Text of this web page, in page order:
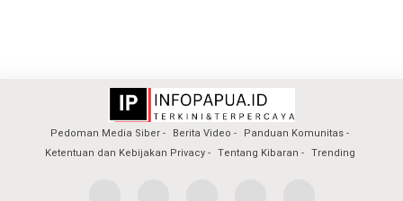
Pedoman Media Siber Berita Video
Panduan Komunitas
Ketentuan dan Kebijakan Privacy
Tentang Kibaran Trending